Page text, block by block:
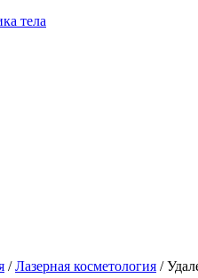
тела
/Лазерная косметология /